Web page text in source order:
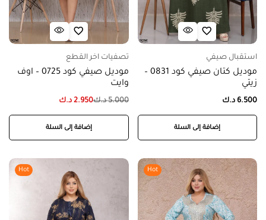
استقبال صيفي
موديل كتان صيفي كود 0831 –
زيتي
6.500 د.ك
إضافة إلى السلة
تصفيات اخر القطع
موديل صيفي كود 0725 – اوف
وايت
5.000 د.ك2.950 د.ك
إضافة إلى السلة
Hot
Hot